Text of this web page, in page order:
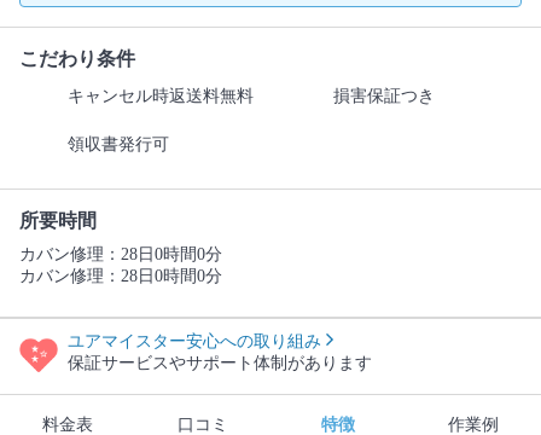
こだわり条件
キャンセル時返送料無料 損害保証つき
領収書発行可
所要時間
カバン修理：28日0時間0分
カバン修理：28日0時間0分
ユアマイスター安心への取り組み
保証サービスやサポート体制があります
料金表 口コミ 特徴 作業例